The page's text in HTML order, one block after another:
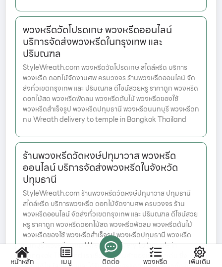
พวงหรีดวัดโปรดเกษ พวงหรีดออนไลน์
บริการจัดส่งพวงหรีดในกรุงเทพ และ
ปริมณฑล
StyleWreath.com พวงหรีดวัดโปรดเกษ สไตล์หรีด บริการ
พวงหรีด ดอกไม้จัดงานศพ ครบวงจร ร้านพวงหรีดออนไลน์ จัด
ส่งทั่วเขตกรุงเทพ และ ปริมณฑล ดีไซน์สวยหรู ราคาถูก พวงหรีด
ดอกไม้สด พวงหรีดพัดลม พวงหรีดต้นไม้ พวงหรีดของใช้
พวงหรีดสำเร็จรูป พวงหรีดปทุมธานี พวงหรีดนนทบุรี พวงหรีดก
ทม Wreath delivery to temple in Bangkok Thailand
ร้านพวงหรีดวัดหงษ์ปทุมาวาส พวงหรีด
ออนไลน์ บริการจัดส่งพวงหรีดในจังหวัด
ปทุมธานี
StyleWreath.com ร้านพวงหรีดวัดหงษ์ปทุมาวาส ปทุมธานี
สไตล์หรีด บริการพวงหรีด ดอกไม้จัดงานศพ ครบวงจร ร้าน
พวงหรีดออนไลน์ จัดส่งทั่วเขตกรุงเทพ และ ปริมณฑล ดีไซน์สวย
หรู ราคาถูก พวงหรีดดอกไม้สด พวงหรีดพัดลม พวงหรีดต้นไม้
พวงหรีดของใช้ พวงหรีดสำเร็จรูป พวงหรีดปทุมธานี พวงหรีด
นนทบุรี พวงหรีดกทม Wreath delivery to temple in
Bangkok Thailand เราเชื่อมั่นว่าสินค้าของเรามีจุดเด่น ซึ่ง
หน้าหลัก เมนู ติดต่อ พวงหรีด เพิ่มเติม